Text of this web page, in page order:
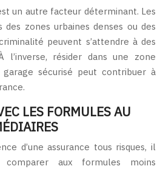
un autre facteur déterminant. Les
des zones urbaines denses ou des
peuvent s’attendre à des
l’inverse, résider dans une zone
sécurisé peut contribuer à
LES FORMULES AU
d’une assurance tous risques, il
aux formules moins